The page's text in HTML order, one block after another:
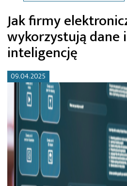
​Jak firmy
wykorzystują dane
inteligencję
09.04.2025